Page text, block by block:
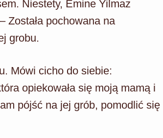
Niestety, Emine Yilmaz
Została pochowana na
grobu.
Mówi cicho do siebie:
opiekowała się moją mamą i
pójść na jej grób, pomodlić się